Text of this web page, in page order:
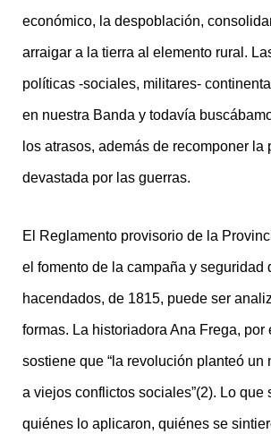
económico, la despoblación,
arraigar a la tierra al elemento rural.
políticas -sociales, militares-
en nuestra Banda y todavía
los atrasos, además de recomponer la
devastada por las guerras.
El Reglamento provisorio de la
el fomento de la campaña y seguridad
hacendados, de 1815, puede ser
formas. La historiadora Ana Frega, por
sostiene que “la revolución planteó un
a viejos conflictos sociales”(2). Lo que
quiénes lo aplicaron, quiénes se